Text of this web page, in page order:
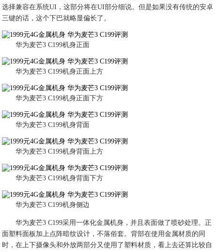
选择兼容在系统UI，这部分将在UI部分细说。但是如果没有传统的安卓
三键的话，这个下巴就略显偏长了。
华为麦芒3 C199机身正面
华为麦芒3 C199机身正面上方
华为麦芒3 C199机身正面下方
华为麦芒3 C199机身背面
华为麦芒3 C199机身背面上方
华为麦芒3 C199机身背面下方
华为麦芒3 C199机身侧边
华为麦芒3 C199采用一体化金属机身，并且表面做了喷砂处理。正
面塑料面板加上点阵暗纹设计，不落俗套。背部在使用金属材质的同
时，在上下摄像头和外放两部分又使用了塑料材质，看上去还算比较自